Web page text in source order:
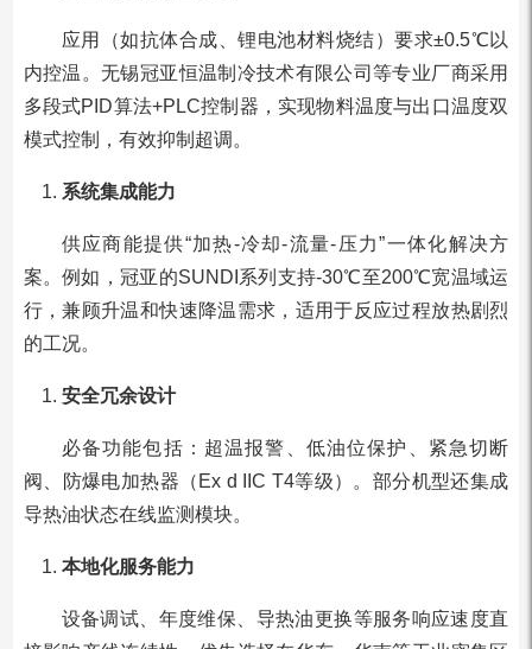
应用（如抗体合成、锂电池材料烧结）要求±0.5℃以
内控温。无锡冠亚恒温制冷技术有限公司等专业厂商采用
多段式PID算法+PLC控制器，实现物料温度与出口温度双
模式控制，有效抑制超调。
系统集成能力
供应商能提供“加热-冷却-流量-压力”一体化解决方
案。例如，冠亚的SUNDI系列支持-30℃至200℃宽温域运
行，兼顾升温和快速降温需求，适用于反应过程放热剧烈
的工况。
安全冗余设计
必备功能包括：超温报警、低油位保护、紧急切断
阀、防爆电加热器（Ex d IIC T4等级）。部分机型还集成
导热油状态在线监测模块。
本地化服务能力
设备调试、年度维保、导热油更换等服务响应速度直